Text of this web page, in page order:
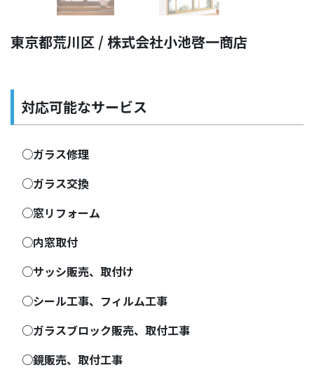
東京都荒川区 / 株式会社小池啓一商店
対応可能なサービス
○ガラス修理
○ガラス交換
○窓リフォーム
○内窓取付
○サッシ販売、取付け
○シール工事、フィルム工事
○ガラスブロック販売、取付工事
○鏡販売、取付工事